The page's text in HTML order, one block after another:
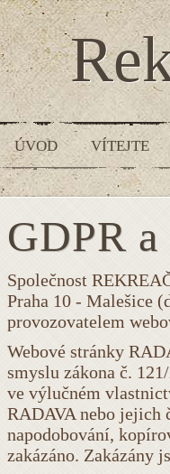
ÚVOD VÍTEJTE
GDPR
Společnost
Praha 10 - Malešice
provozovatelem
Webové stránky
smyslu zákona č.
ve výlučném
RADAVA nebo jejich
napodobování,
zakázáno. Zakázány